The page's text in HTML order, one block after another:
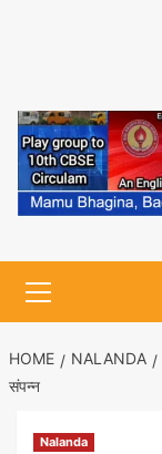
Menu
HOME NALANDA
संपन्न
Nalanda